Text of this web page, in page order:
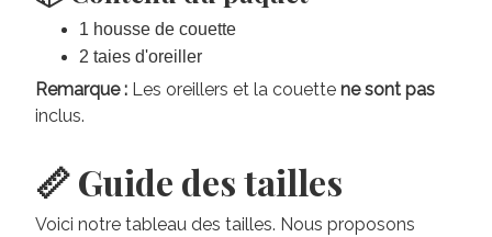
1 housse de couette
2 taies d'oreiller
Remarque : Les oreillers et la couette ne sont pas
inclus.
📏 Guide des tailles
Voici notre tableau des tailles. Nous proposons